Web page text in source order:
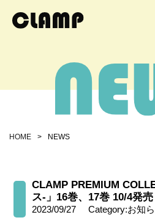
HOME > NEWS
CLAMP PREMIUM
ス-」16巻、17巻 10/4発売
2023/09/27 Category:お知